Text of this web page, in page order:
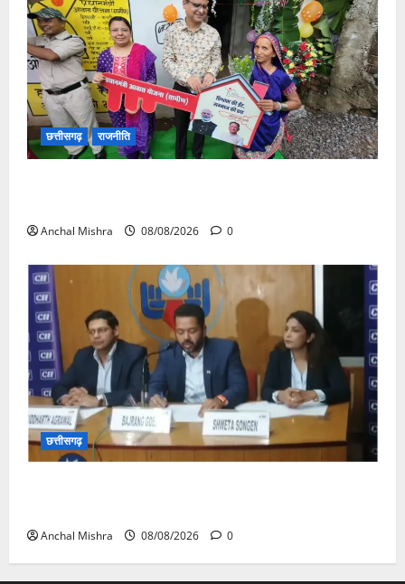
छत्तीसगढ़ राजनीति
Anchal Mishra 08/08/2026 0
छत्तीसगढ़
Anchal Mishra 08/08/2026 0